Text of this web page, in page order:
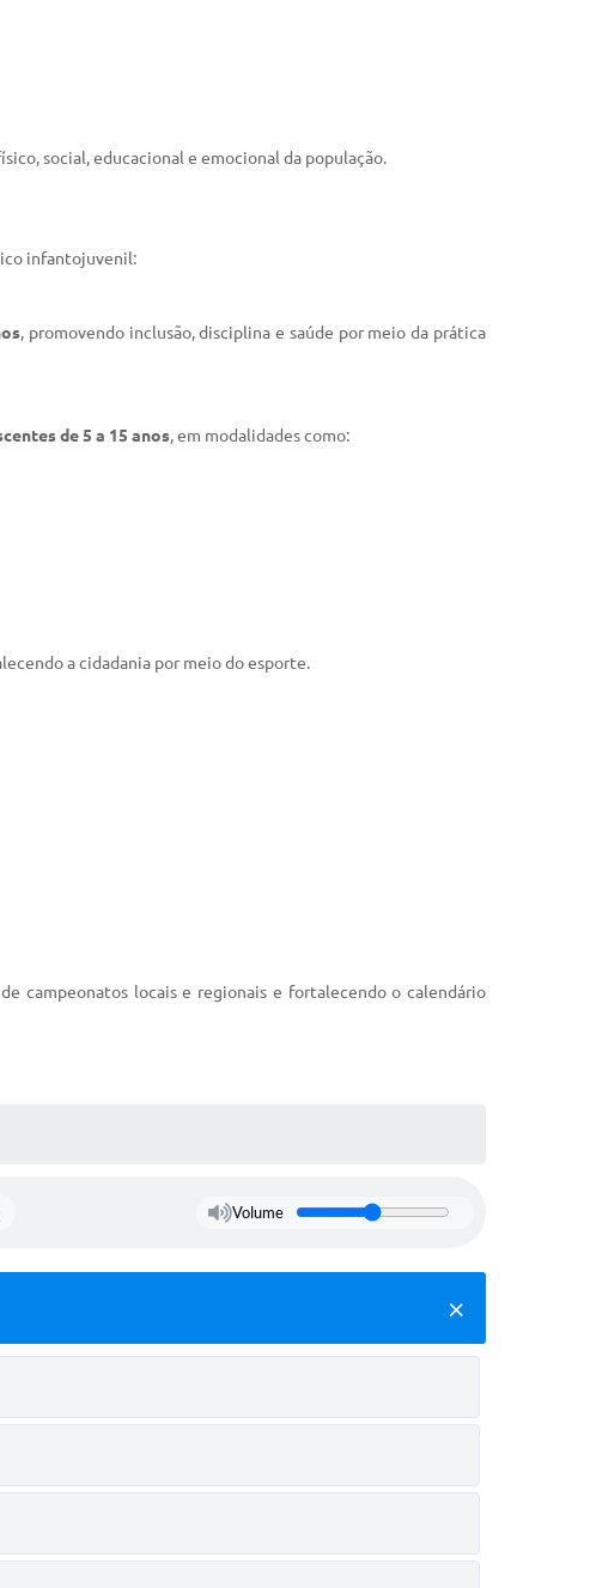
social, educacional e emocional da população.
infantojuvenil:
, promovendo inclusão, disciplina e saúde por meio da prática
de 5 a 15 anos, em modalidades como:
a cidadania por meio do esporte.
campeonatos locais e regionais e fortalecendo o calendário
Volume